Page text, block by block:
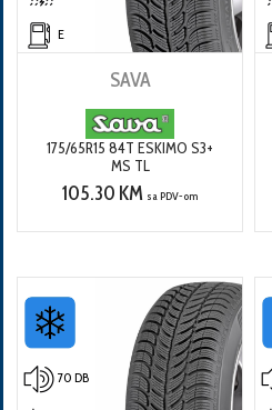
E
SAVA
175/65R15 84T ESKIMO S3+
MS TL
105.30 KM sa PDV-om
70 DB